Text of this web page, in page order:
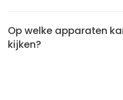
Op welke apparaten
kijken?